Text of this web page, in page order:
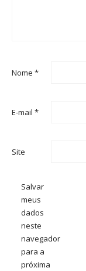
Nome *
E-mail *
Site
Salvar
meus
dados
neste
navegador
para a
próxima